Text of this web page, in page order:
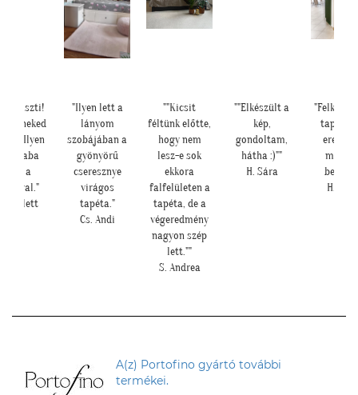
Ilyen
"Ilyen lett a
lányom
szobájában a
gyönyörű
cseresznye
virágos
tapéta."
Cs. Andi
""Kicsit
féltünk előtte,
hogy nem
lesz-e sok
ekkora
falfelületen a
tapéta, de a
végeredmény
nagyon szép
lett.""
S. Andrea
""Elkészült a
gondoltam,
hátha :)""
H. Sára
"Felkerültek a
tapéták az
eredmény
magáért
beszél!:)"
H. Anita
A(z) Portofino gyártó további
termékei.